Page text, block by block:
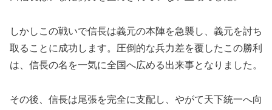
しかしこの戦いで信長は義元の本陣を急襲し、義元を討ち
取ることに成功します。圧倒的な兵力差を覆したこの勝利
は、信長の名を一気に全国へ広める出来事となりました。
その後、信長は尾張を完全に支配し、やがて天下統一へ向